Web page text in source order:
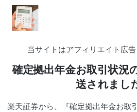
当サイトはアフィリエイト広
確定拠出年金お取引状況
送されまし
楽天証券から、『確定拠出年金お取